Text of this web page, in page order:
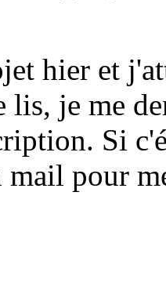
hier et
lis, je me
Si
mail pour